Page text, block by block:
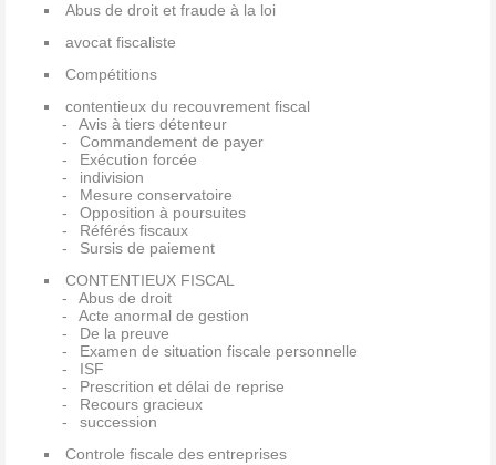
Abus de droit et fraude à la loi
avocat fiscaliste
Compétitions
contentieux du recouvrement fiscal
Avis à tiers détenteur
Commandement de payer
Exécution forcée
indivision
Mesure conservatoire
Opposition à poursuites
Référés fiscaux
Sursis de paiement
CONTENTIEUX FISCAL
Abus de droit
Acte anormal de gestion
De la preuve
Examen de situation fiscale personnelle
ISF
Prescrition et délai de reprise
Recours gracieux
succession
Controle fiscale des entreprises